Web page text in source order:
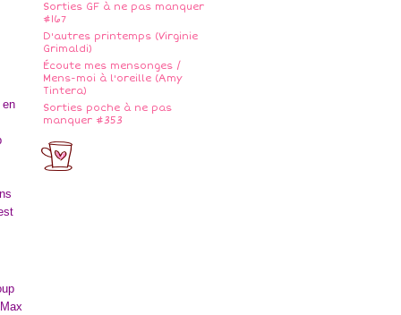
Sorties GF à ne pas manquer
#167
D'autres printemps (Virginie
Grimaldi)
Écoute mes mensonges /
Mens-moi à l'oreille (Amy
Tintera)
Sorties poche à ne pas
manquer #353
en